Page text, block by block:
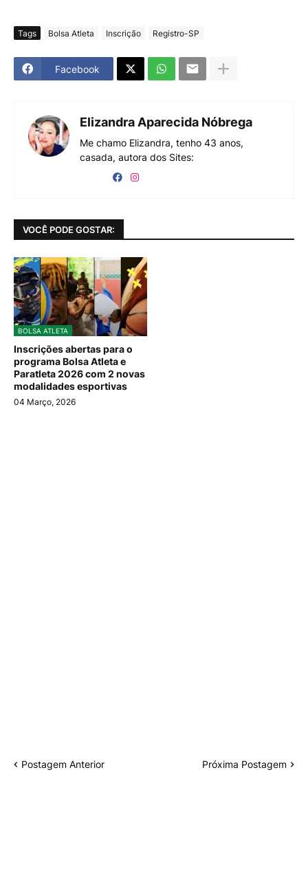
Tags Bolsa Atleta Inscrição Registro-SP
Facebook
Elizandra Aparecida Nóbrega
Me chamo Elizandra, tenho 43 anos,
casada, autora dos Sites:
VOCÊ PODE GOSTAR:
BOLSA ATLETA
Inscrições abertas para o
programa Bolsa Atleta e
Paratleta 2026 com 2 novas
modalidades esportivas
04 Março, 2026
Postagem Anterior Próxima Postagem